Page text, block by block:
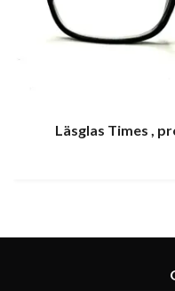
Läsglas Times ,